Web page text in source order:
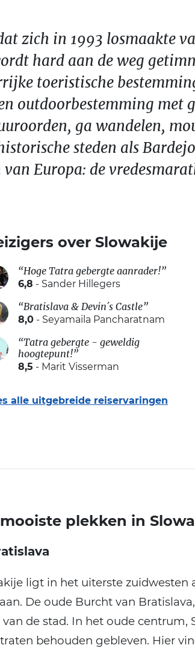
zich in 1993 losmaakte
hard aan de weg
toeristische
outdoorbestemming met
ga wandelen,
steden als
Europa: de
over Slowakije
“Hoge Tatra gebergte aanrader!”
6,8 - Sander Hillegers
“Bratislava & Devin´s Castle”
8,0 - Seyamaila Pancharatnam
“Tatra gebergte - geweldig
hoogtepunt!”
8,5 - Marit Visserman
alle uitgebreide reiservaringen
plekken in
ligt in het uiterste zuidwesten
De oude Burcht van
de stad. In het oude centrum,
behouden gebleven. Hier